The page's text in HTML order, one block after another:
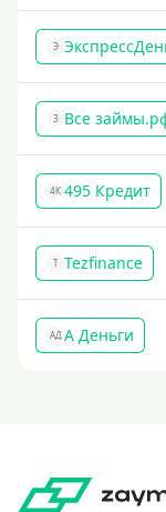
Э
З Все
4К 495 Кредит
T Tezfinance
АД А Деньги